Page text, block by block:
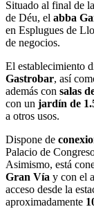
Situado al final de
de Déu, el abba
en Esplugues de
de negocios.
El establecimiento
Gastrobar, así
además con salas
con un jardín de
a otros usos.
Dispone de
Palacio de
Asimismo, está
Gran Vía y con el
acceso desde la
aproximadamente